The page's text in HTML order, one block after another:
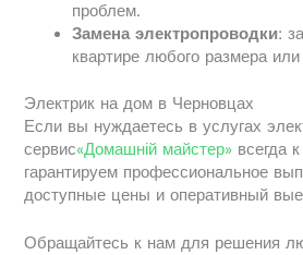
проблем.
Замена электропроводки:
квартире любого размера
Электрик на дом в Черновцах
Если вы нуждаетесь в услугах
сервис«Домашній майстер» всегда
гарантируем профессиональное
доступные цены и оперативный
Обращайтесь к нам для решения